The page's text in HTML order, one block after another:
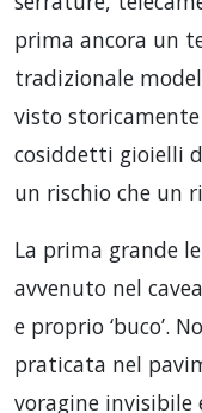
prima ancora un
tradizionale
visto
cosiddetti gioielli
un rischio che un
La prima grande
avvenuto nel
e proprio ‘buco’.
praticata nel
voragine